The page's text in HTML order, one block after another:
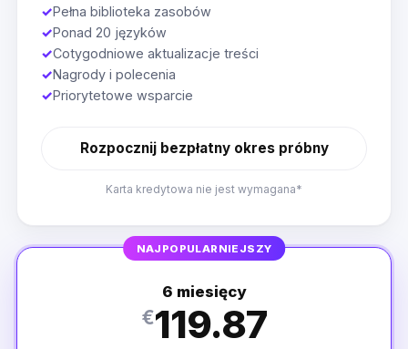
✓Pełna biblioteka zasobów
✓Ponad 20 języków
✓Cotygodniowe aktualizacje treści
✓Nagrody i polecenia
✓Priorytetowe wsparcie
Rozpocznij bezpłatny okres próbny
Karta kredytowa nie jest wymagana*
NAJPOPULARNIEJSZY
6 miesięcy
€119.87